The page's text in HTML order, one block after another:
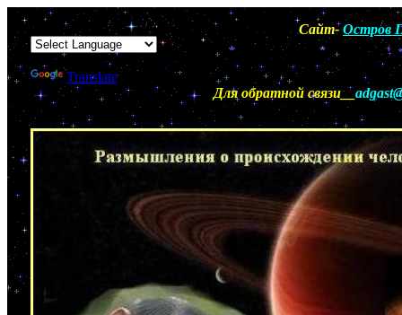
Сайт-Остров
Powered by
Translate
Для обратной связи__